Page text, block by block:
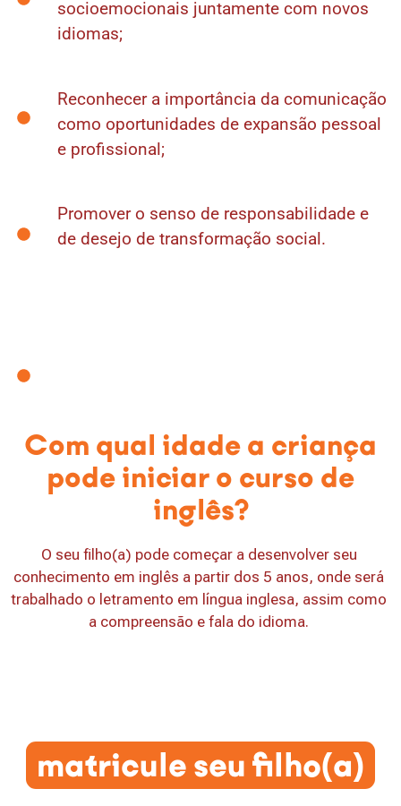
socioemocionais juntamente com novos
idiomas;
Reconhecer a importância da comunicação
como oportunidades de expansão pessoal
e profissional;
Promover o senso de responsabilidade e
de desejo de transformação social.
Com qual idade a criança
pode iniciar o curso de
inglês?
O seu filho(a) pode começar a desenvolver seu
conhecimento em inglês a partir dos 5 anos, onde será
trabalhado o letramento em língua inglesa, assim como
a compreensão e fala do idioma.
matricule seu filho(a)